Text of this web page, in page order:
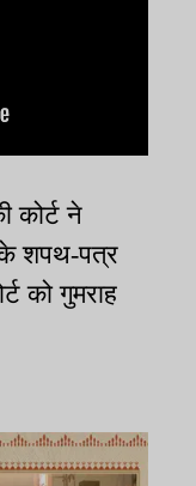
कोर्ट ने
के शपथ-पत्र
को गुमराह